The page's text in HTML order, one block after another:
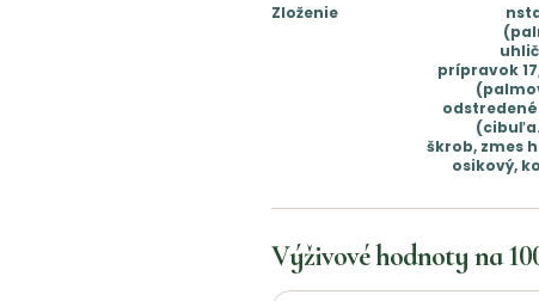
Zloženie
prípravok
škrob, zmes
osikový,
Výživové hodnoty na